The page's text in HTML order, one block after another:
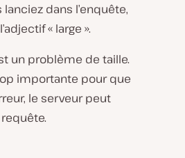
dans l’enquête,
« large ».
un problème de taille.
importante pour que
le serveur peut